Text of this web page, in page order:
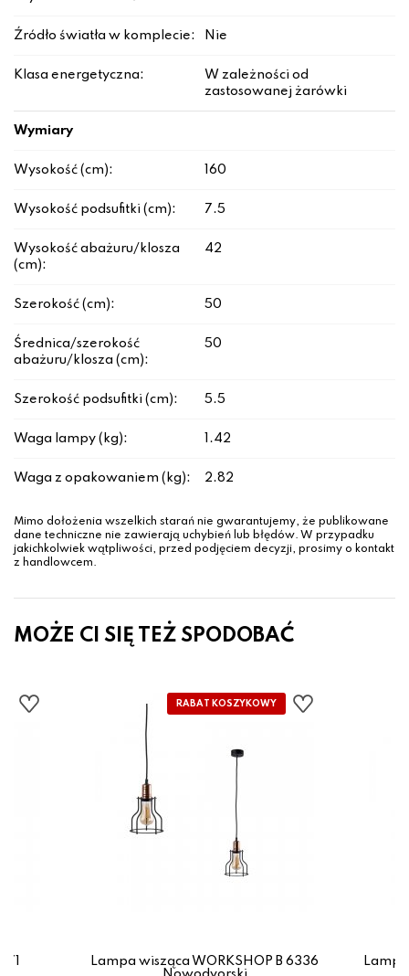
Źródło światła w komplecie: Nie
Klasa energetyczna:
W zależności od
zastosowanej żarówki
Wymiary
Wysokość (cm): 160
Wysokość podsufitki (cm): 7.5
Wysokość abażuru/klosza
(cm):
42
Szerokość (cm): 50
Średnica/szerokość
abażuru/klosza (cm):
50
Szerokość podsufitki (cm): 5.5
Waga lampy (kg): 1.42
Waga z opakowaniem (kg): 2.82
Mimo dołożenia wszelkich starań nie gwarantujemy, że publikowane
dane techniczne nie zawierają uchybień lub błędów. W przypadku
jakichkolwiek wątpliwości, przed podjęciem decyzji, prosimy o kontakt
z handlowcem.
MOŻE CI SIĘ TEŻ SPODOBAĆ
Lampa wisząca WORKSHOP B 6336